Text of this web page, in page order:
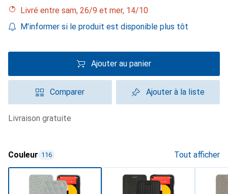
Livré entre sam, 26/9 et mer, 14/10
M'informer si le produit est disponible plus tôt
Ajouter au panier
Comparer Ajouter à la liste
livraison gratuite
Couleur 116 Tout afficher